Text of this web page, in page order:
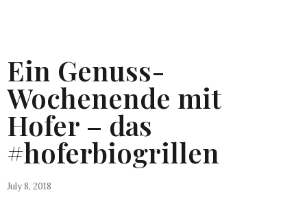
Ein Genuss-
Wochenende mit
Hofer – das
#hoferbiogrillen
July 8, 2018